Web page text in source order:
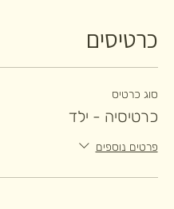
כרטיסים
סוג כרטיס
כרטיסיה - ילד
פרטים נוספים